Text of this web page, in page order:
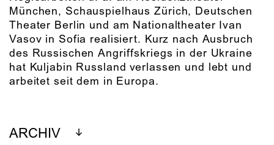
München, Schauspielhaus Zürich, Deutschen
Theater Berlin und am Nationaltheater Ivan
Vasov in Sofia realisiert. Kurz nach Ausbruch
des Russischen Angriffskriegs in der Ukraine
hat Kuljabin Russland verlassen und lebt und
arbeitet seit dem in Europa.
ARCHIV